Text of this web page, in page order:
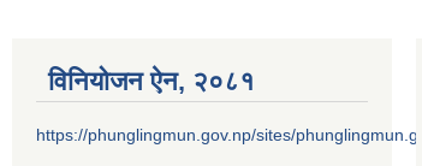
विनियोजन ऐन‚ २०८१
https://phunglingmun.gov.np/sites/